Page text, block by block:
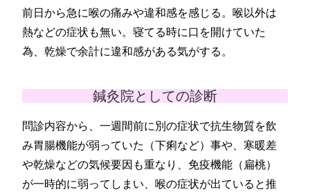
前日から急に喉の痛みや違和感を感じる。喉以外は
熱などの症状も無い。寝てる時に口を開けていた
為、乾燥で余計に違和感がある気がする。
鍼灸院としての診断
問診内容から、一週間前に別の症状で抗生物質を飲
み胃腸機能が弱っていた（下痢など）事や、寒暖差
や乾燥などの気候要因も重なり、免疫機能（扁桃）
が一時的に弱ってしまい、喉の症状が出ていると推